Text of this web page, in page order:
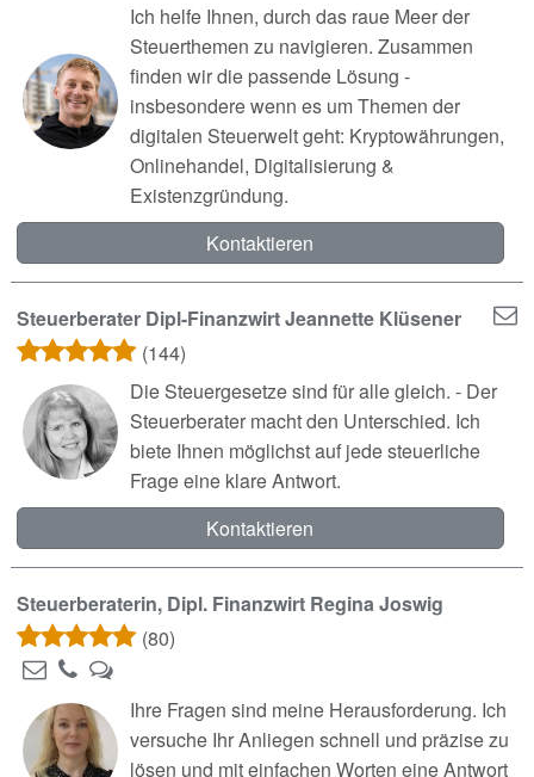
Ich helfe Ihnen, durch das raue Meer der
Steuerthemen zu navigieren. Zusammen
finden wir die passende Lösung -
insbesondere wenn es um Themen der
digitalen Steuerwelt geht: Kryptowährungen,
Onlinehandel, Digitalisierung &
Existenzgründung.
Kontaktieren
Steuerberater Dipl-Finanzwirt Jeannette Klüsener
(144)
Die Steuergesetze sind für alle gleich. - Der
Steuerberater macht den Unterschied. Ich
biete Ihnen möglichst auf jede steuerliche
Frage eine klare Antwort.
Kontaktieren
Steuerberaterin, Dipl. Finanzwirt Regina Joswig
(80)
Ihre Fragen sind meine Herausforderung. Ich
versuche Ihr Anliegen schnell und präzise zu
lösen und mit einfachen Worten eine Antwort